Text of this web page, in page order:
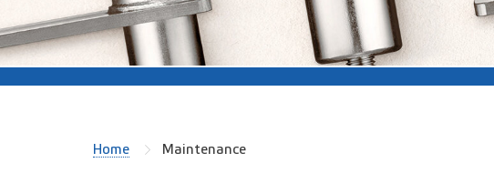
Home Maintenance